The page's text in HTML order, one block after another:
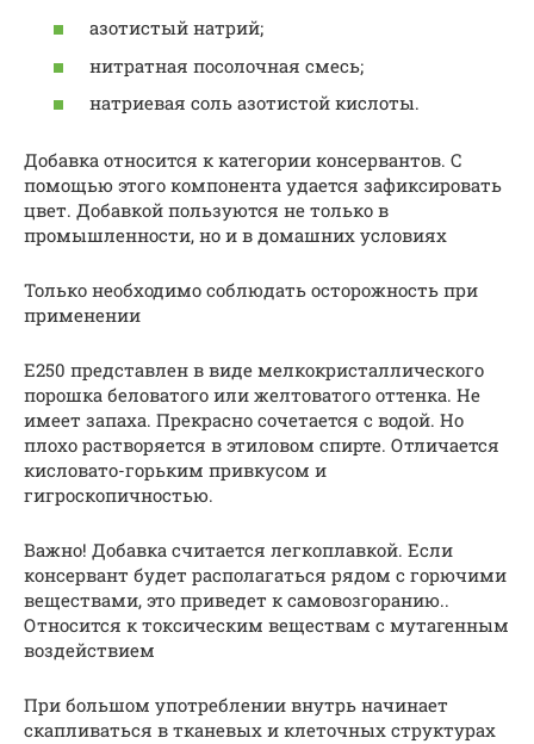
азотистый натрий;
нитратная посолочная смесь;
натриевая соль азотистой кислоты.
Добавка относится к категории консервантов. С
помощью этого компонента удается зафиксировать
цвет. Добавкой пользуются не только в
промышленности, но и в домашних условиях
Только необходимо соблюдать осторожность при
применении
Е250 представлен в виде мелкокристаллического
порошка беловатого или желтоватого оттенка. Не
имеет запаха. Прекрасно сочетается с водой. Но
плохо растворяется в этиловом спирте. Отличается
кисловато-горьким привкусом и
гигроскопичностью.
Важно! Добавка считается легкоплавкой. Если
консервант будет располагаться рядом с горючими
веществами, это приведет к самовозгоранию..
Относится к токсическим веществам с мутагенным
воздействием
При большом употреблении внутрь начинает
скапливаться в тканевых и клеточных структурах